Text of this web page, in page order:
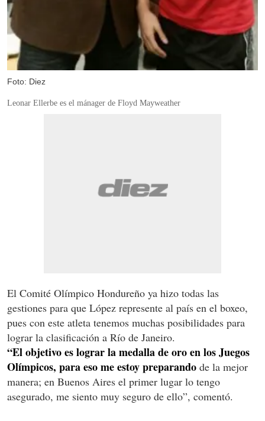
Foto: Diez
Leonar Ellerbe es el mánager de Floyd Mayweather
El Comité Olímpico Hondureño ya hizo todas las
gestiones para que López represente al país en el boxeo,
pues con este atleta tenemos muchas posibilidades para
lograr la clasificación a Río de Janeiro.
“El objetivo es lograr la medalla de oro en los Juegos
Olímpicos, para eso me estoy preparando de la mejor
manera; en Buenos Aires el primer lugar lo tengo
asegurado, me siento muy seguro de ello”, comentó.